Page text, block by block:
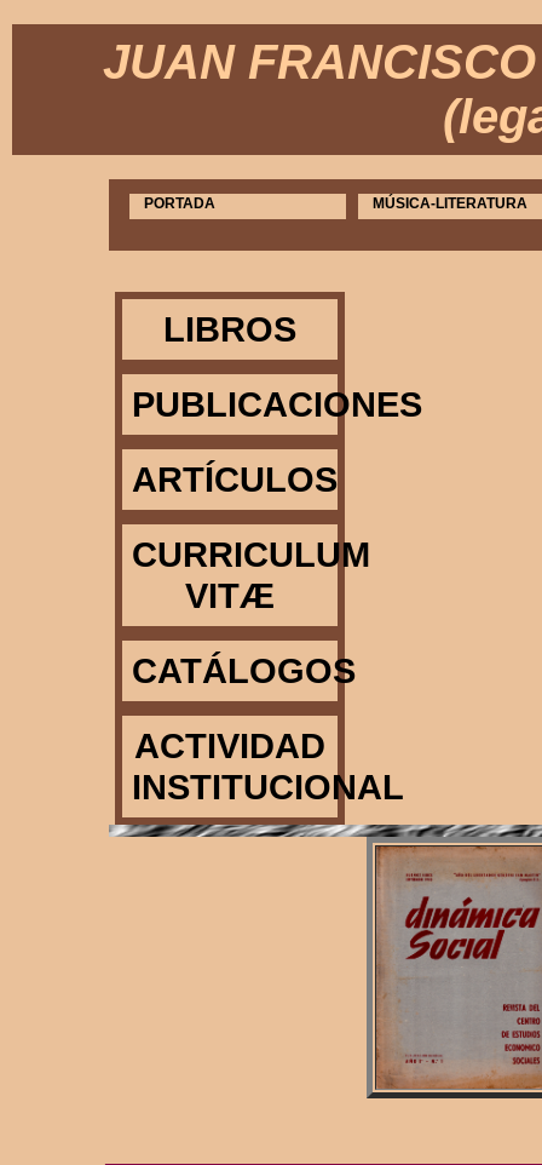
JUAN
PORTADA MÚSICA-LITERATURA
LIBROS
PUBLICACIONES
ARTÍCULOS
CURRICULUM
VITÆ
CATÁLOGOS
ACTIVIDAD
INSTITUCIONAL